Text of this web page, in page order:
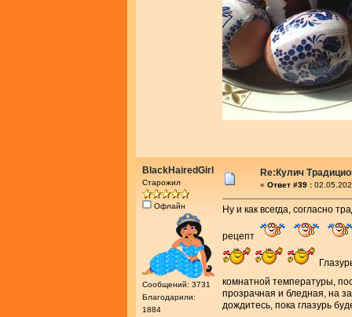
BlackHairedGirl
Старожил
Офлайн
Сообщений: 3731
Благодарили:
1884
Re:Кулич
« Ответ #39 :
Ну и как всегда, согласно
рецепт
комнатной температуры,
прозрачная и бледная, на
дождитесь, пока глазурь